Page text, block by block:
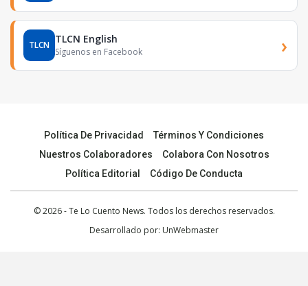
TLCN TLCN English
Síguenos en Facebook ›
Política De Privacidad
Términos Y Condiciones
Nuestros Colaboradores
Colabora Con Nosotros
Política Editorial
Código De Conducta
© 2026 - Te Lo Cuento News. Todos los derechos reservados.
Desarrollado por: UnWebmaster